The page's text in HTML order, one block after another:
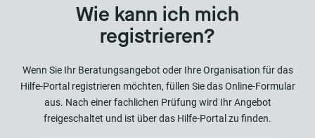
Wie kann ich mich
registrieren?
Wenn Sie Ihr Beratungsangebot oder Ihre Organisation für das
Hilfe-Portal registrieren möchten, füllen Sie das Online-Formular
aus. Nach einer fachlichen Prüfung wird Ihr Angebot
freigeschaltet und ist über das Hilfe-Portal zu finden.